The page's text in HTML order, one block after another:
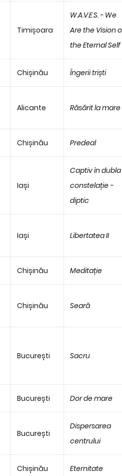
Timișoara
W.A.V.E.S. - We
Are the Vision
the Eternal Self
Chișinău Îngerii triști
Alicante Răsărit la mare
Chișinău Predeal
Iași
Captiv în dubla
constelație -
diptic
Iași Libertatea II
Chișinău Meditație
Chișinău Seară
București Sacru
București Dor de mare
București
Dispersarea
centrului
Chișinău Eternitate